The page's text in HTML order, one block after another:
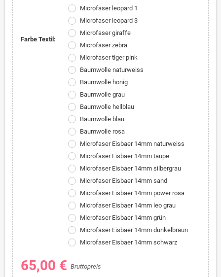
Farbe Textil:
Microfaser leopard 1
Microfaser leopard 3
Microfaser giraffe
Microfaser zebra
Microfaser tiger pink
Baumwolle naturweiss
Baumwolle honig
Baumwolle grau
Baumwolle hellblau
Baumwolle blau
Baumwolle rosa
Microfaser Eisbaer 14mm naturweiss
Microfaser Eisbaer 14mm taupe
Microfaser Eisbaer 14mm silbergrau
Microfaser Eisbaer 14mm sand
Microfaser Eisbaer 14mm power rosa
Microfaser Eisbaer 14mm leo grau
Microfaser Eisbaer 14mm grün
Microfaser Eisbaer 14mm dunkelbraun
Microfaser Eisbaer 14mm schwarz
65,00 € Bruttopreis